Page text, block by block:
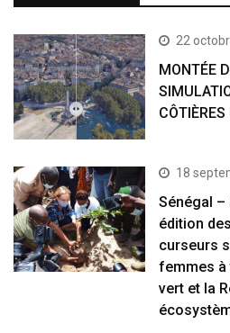
22
MONTÉE
18
Sénégal –
édition
curseurs
femmes à
vert et la